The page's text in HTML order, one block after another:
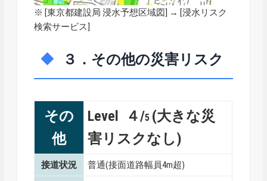
※ [東京都建設局 浸水予想区域図] → [浸水リスク
検索サービス]
３．その他の災害リスク
その
他
Level ４/5 (大きな災
害リスクなし)
接道状況 普通(接面道路幅員4m超)